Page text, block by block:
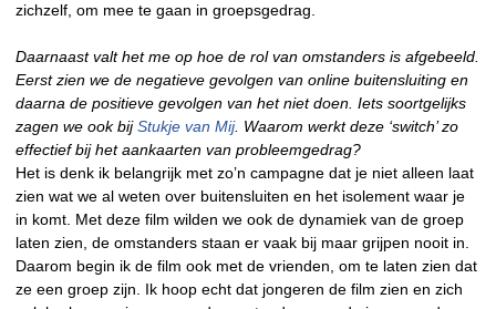
zichzelf, om mee te gaan in groepsgedrag.
Daarnaast valt het me op hoe de rol van omstanders is afgebeeld.
Eerst zien we de negatieve gevolgen van online buitensluiting en
daarna de positieve gevolgen van het niet doen. Iets soortgelijks
zagen we ook bijStukje van Mij. Waarom werkt deze ‘switch’ zo
effectief bij het aankaarten van probleemgedrag?
Het is denk ik belangrijk met zo’n campagne dat je niet alleen laat
zien wat we al weten over buitensluiten en het isolement waar je
in komt. Met deze film wilden we ook de dynamiek van de groep
laten zien, de omstanders staan er vaak bij maar grijpen nooit in.
Daarom begin ik de film ook met de vrienden, om te laten zien dat
ze een groep zijn. Ik hoop echt dat jongeren de film zien en zich